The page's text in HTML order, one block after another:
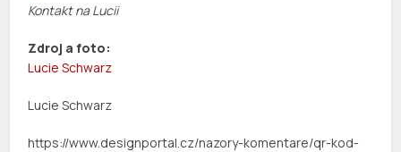
Kontakt na Lucii
Zdroj a foto:
Lucie Schwarz
Lucie Schwarz
https://www.designportal.cz/nazory-komentare/qr-kod-